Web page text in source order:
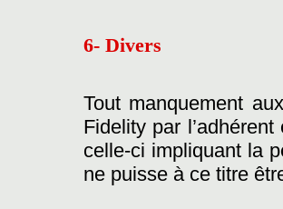
6- Divers
Tout manquement
Fidelity par
celle-ci impliquant la
ne puisse à ce titre